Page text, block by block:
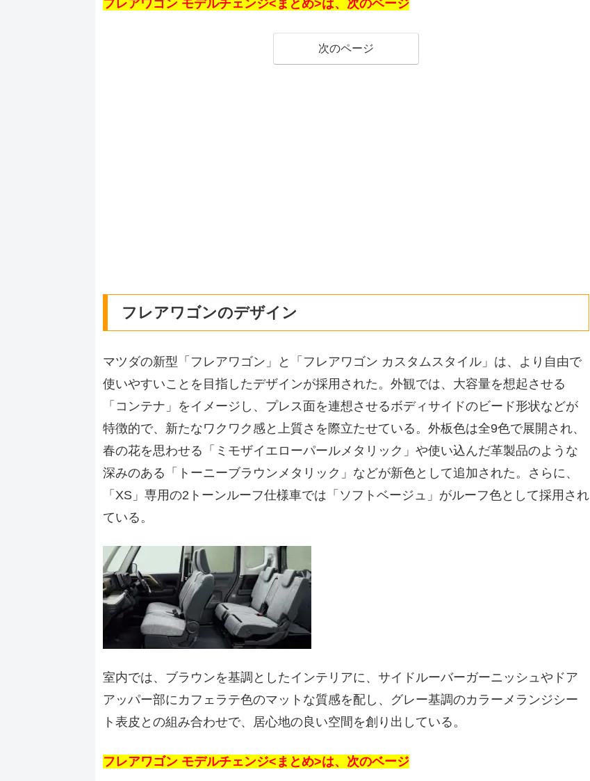
フレアワゴン モデルチェンジ<まとめ>は、次のベージ
次のページ
フレアワゴンのデザイン
マツダの新型「フレアワゴン」と「フレアワゴン カスタムスタイル」は、より自由で
使いやすいことを目指したデザインが採用された。外観では、大容量を想起させる
「コンテナ」をイメージし、プレス面を連想させるボディサイドのビード形状などが
特徴的で、新たなワクワク感と上質さを際立たせている。外板色は全9色で展開され、
春の花を思わせる「ミモザイエローパールメタリック」や使い込んだ革製品のような
深みのある「トーニーブラウンメタリック」などが新色として追加された。さらに、
「XS」専用の2トーンルーフ仕様車では「ソフトベージュ」がルーフ色として採用され
ている。
室内では、ブラウンを基調としたインテリアに、サイドルーバーガーニッシュやドア
アッパー部にカフェラテ色のマットな質感を配し、グレー基調のカラーメランジシー
ト表皮との組み合わせで、居心地の良い空間を創り出している。
フレアワゴン モデルチェンジ<まとめ>は、次のベージ